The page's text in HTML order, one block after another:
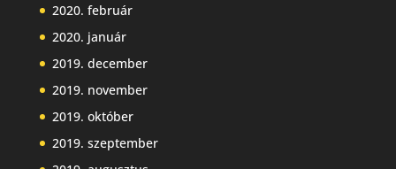
2020. február
2020. január
2019. december
2019. november
2019. október
2019. szeptember